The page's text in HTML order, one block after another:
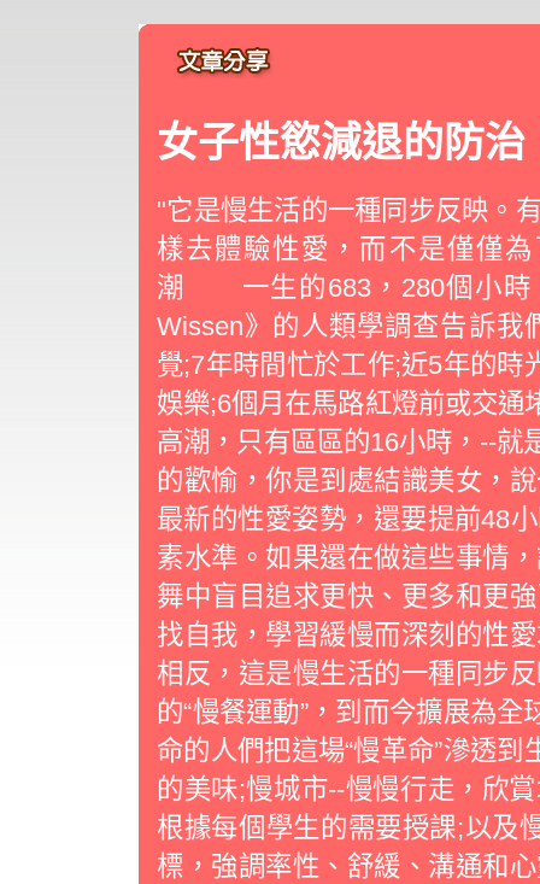
女子性慾減退的防治
"它是慢生活的一種同步反映。
樣去體驗性愛，而不是僅僅
潮 一生的683，280個小時
Wissen》的人類學調查告訴我
覺;7年時間忙於工作;近5年的時
娛樂;6個月在馬路紅燈前或交通
高潮，只有區區的16小時，--
的歡愉，你是到處結識美女，
最新的性愛姿勢，還要提前48
素水準。如果還在做這些事情
舞中盲目追求更快、更多和更
找自我，學習緩慢而深刻的
相反，這是慢生活的一種同步
的“慢餐運動”，到而今擴展為
命的人們把這場“慢革命”滲透
的美味;慢城市--慢慢行走，欣
根據每個學生的需要授課;以及
標，強調率性、舒緩、溝通